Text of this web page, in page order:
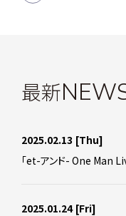
最新
2025.02.13 [Thu]
「et-アンド- One Man
2025.01.24 [Fri]